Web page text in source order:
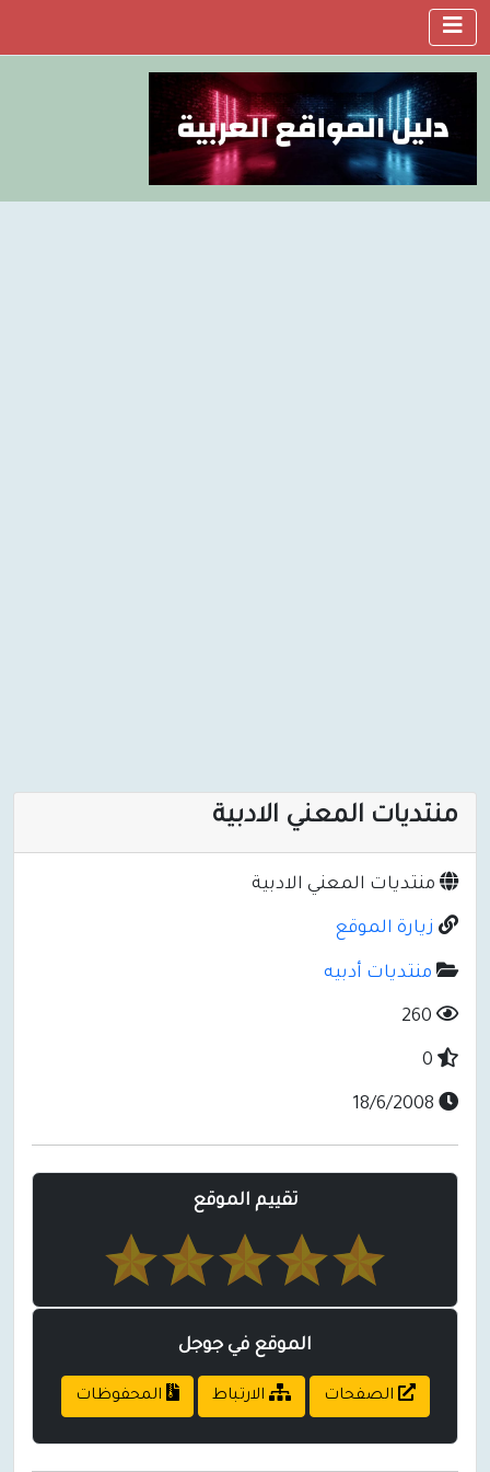
منتديات المعني الادبية
منتديات المعني الادبية
زيارة الموقع
منتديات أدبيه
تقييم الموقع
الموقع في جوجل
الصفحات الارتباط المحفوظات